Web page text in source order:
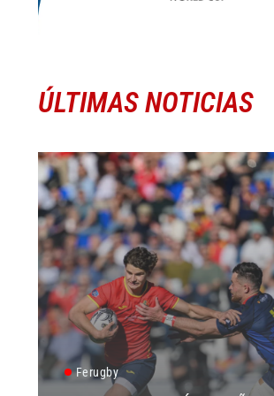
ÚLTIMAS NOTICIAS
Ferugby